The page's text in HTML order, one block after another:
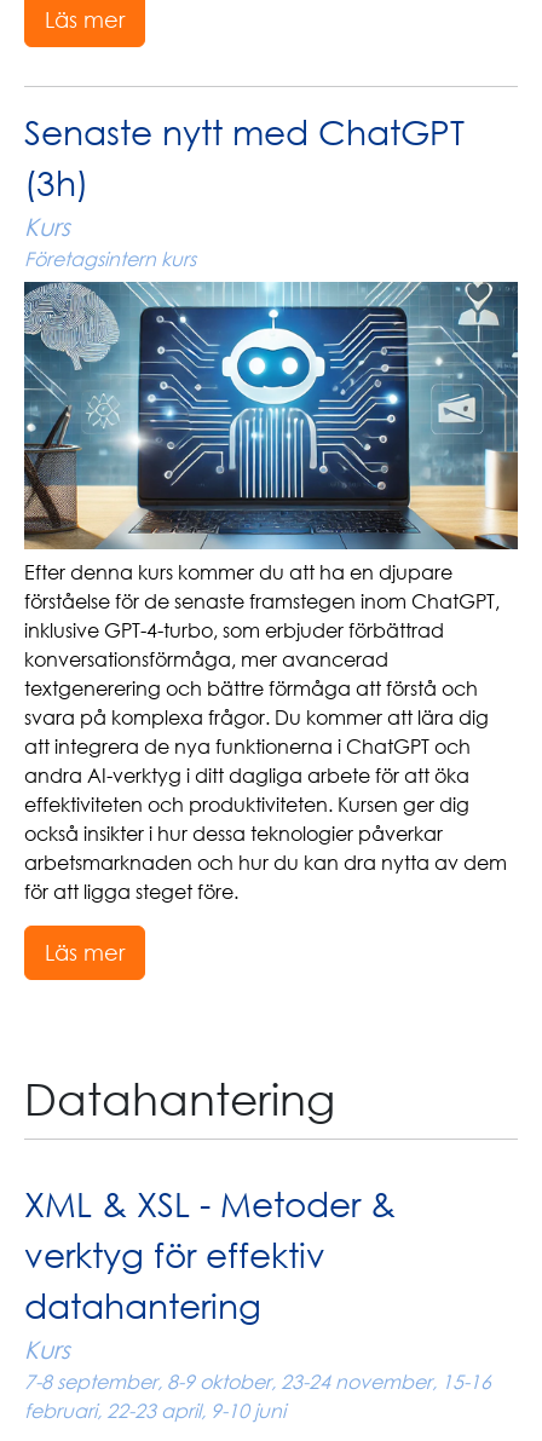
Läs mer
Senaste nytt med ChatGPT
(3h)
Kurs
Företagsintern kurs
Efter denna kurs kommer du att ha en djupare
förståelse för de senaste framstegen inom ChatGPT,
inklusive GPT-4-turbo, som erbjuder förbättrad
konversationsförmåga, mer avancerad
textgenerering och bättre förmåga att förstå och
svara på komplexa frågor. Du kommer att lära dig
att integrera de nya funktionerna i ChatGPT och
andra AI-verktyg i ditt dagliga arbete för att öka
effektiviteten och produktiviteten. Kursen ger dig
också insikter i hur dessa teknologier påverkar
arbetsmarknaden och hur du kan dra nytta av dem
för att ligga steget före.
Läs mer
Datahantering
XML & XSL - Metoder &
verktyg för effektiv
datahantering
Kurs
7-8 september, 8-9 oktober, 23-24 november, 15-16
februari, 22-23 april, 9-10 juni